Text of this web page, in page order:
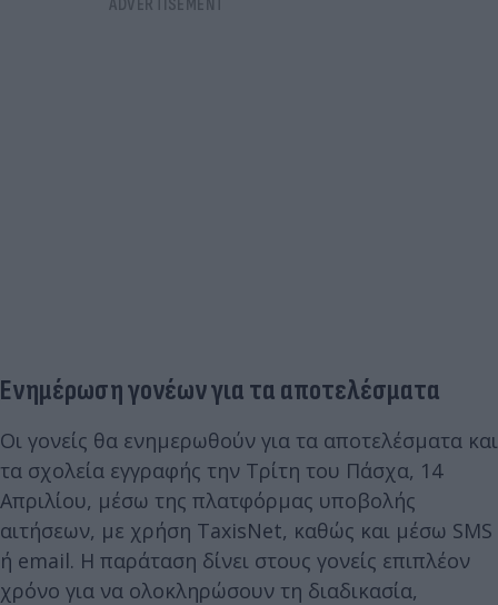
Ενημέρωση γονέων για τα αποτελέσματα
Οι γονείς θα ενημερωθούν για τα αποτελέσματα και
τα σχολεία εγγραφής την Τρίτη του Πάσχα, 14
Απριλίου, μέσω της πλατφόρμας υποβολής
αιτήσεων, με χρήση TaxisNet, καθώς και μέσω SMS
ή email. Η παράταση δίνει στους γονείς επιπλέον
χρόνο για να ολοκληρώσουν τη διαδικασία,